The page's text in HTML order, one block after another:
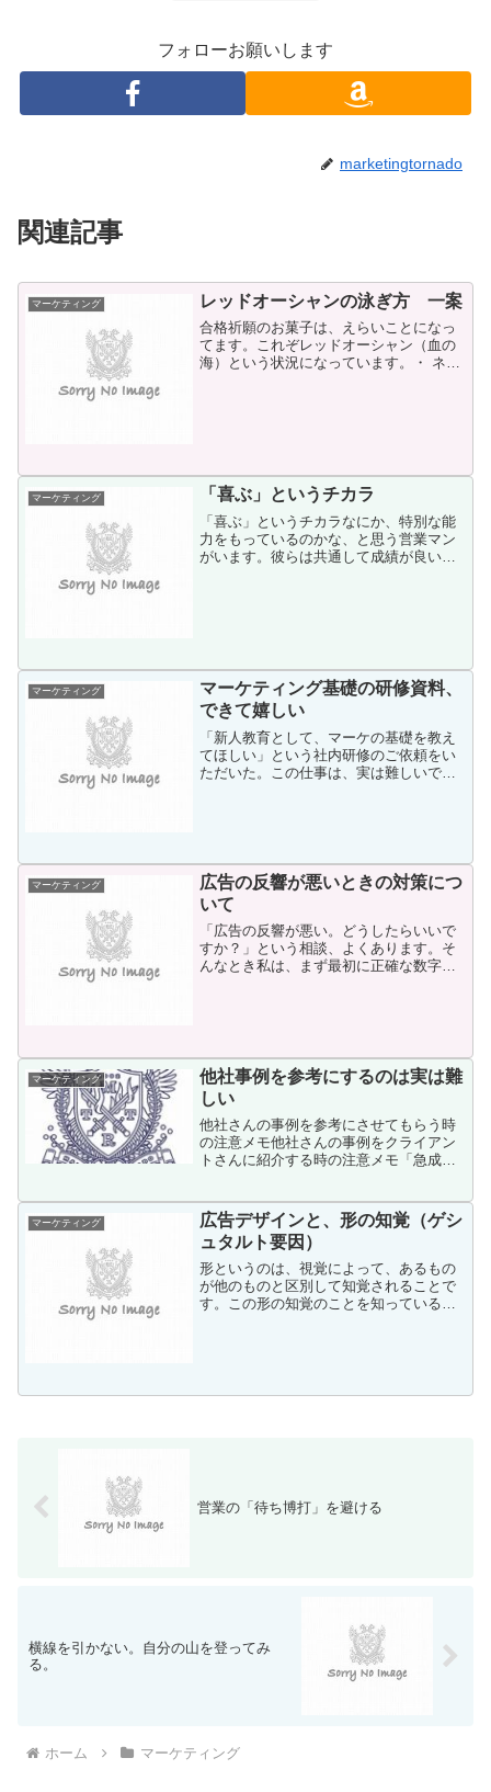
フォローお願いします
marketingtornado
関連記事
マーケティング レッドオーシャンの泳ぎ方 一案
合格祈願のお菓子は、えらいことになっ
てます。これぞレッドオーシャン（血の
海）という状況になっています。・ ネス
マーケティング 「喜ぶ」というチカラ
「喜ぶ」というチカラなにか、特別な能
力をもっているのかな、と思う営業マン
がいます。彼らは共通して成績が良いも
マーケティング
マーケティング基礎の研修資料、
できて嬉しい
「新人教育として、マーケの基礎を教え
てほしい」という社内研修のご依頼をい
ただいた。この仕事は、実は難しいで
マーケティング
広告の反響が悪いときの対策につ
いて
「広告の反響が悪い。どうしたらいいで
すか？」という相談、よくあります。そ
んなとき私は、まず最初に正確な数字を
マーケティング
他社事例を参考にするのは実は難
しい
他社さんの事例を参考にさせてもらう時
の注意メモ他社さんの事例をクライアン
トさんに紹介する時の注意メモ「急成長
りたくなると思う。でも、ほとんどの場
合、そのままだと役に立たな...
マーケティング
広告デザインと、形の知覚（ゲシ
ュタルト要因）
形というのは、視覚によって、あるもの
が他のものと区別して知覚されることで
す。この形の知覚のことを知っている
営業の「待ち博打」を避ける
横線を引かない。自分の山を登ってみ
る。
ホーム マーケティング